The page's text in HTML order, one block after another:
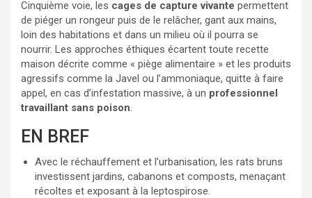
Cinquième voie, les cages de capture vivante permettent
de piéger un rongeur puis de le relâcher, gant aux mains,
loin des habitations et dans un milieu où il pourra se
nourrir. Les approches éthiques écartent toute recette
maison décrite comme « piège alimentaire » et les produits
agressifs comme la Javel ou l’ammoniaque, quitte à faire
appel, en cas d’infestation massive, à un professionnel
travaillant sans poison.
EN BREF
Avec le réchauffement et l’urbanisation, les rats bruns
investissent jardins, cabanons et composts, menaçant
récoltes et exposant à la leptospirose.